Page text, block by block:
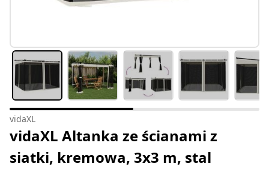
vidaXL
vidaXL Altanka ze ścianami z
siatki, kremowa, 3x3 m, stal